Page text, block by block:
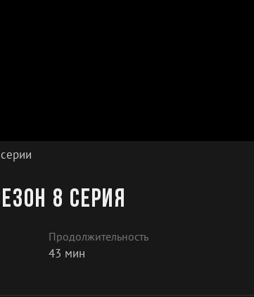
8 серия
Продолжительность
43 мин